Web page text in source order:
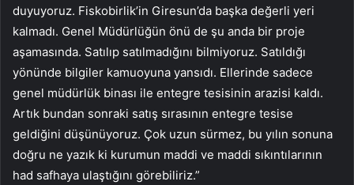
duyuyoruz. Fiskobirlik’in Giresun’da başka değerli yeri
kalmadı. Genel Müdürlüğün önü de şu anda bir proje
aşamasında. Satılıp satılmadığını bilmiyoruz. Satıldığı
yönünde bilgiler kamuoyuna yansıdı. Ellerinde sadece
genel müdürlük binası ile entegre tesisinin arazisi kaldı.
Artık bundan sonraki satış sırasının entegre tesise
geldiğini düşünüyoruz. Çok uzun sürmez, bu yılın sonuna
doğru ne yazık ki kurumun maddi ve maddi sıkıntılarının
had safhaya ulaştığını görebiliriz.”